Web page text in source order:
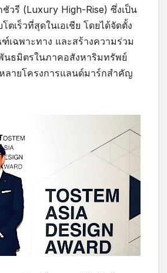
วรี (Luxury High-Rise) ซึ่งเป็น
ตเร็วที่สุดในเอเชีย โดยได้จัดตั้ง
ฉพาะทาง และสร้างความร่วม
นธมิตรในภาคอสังหาริมทรัพย์
ลายโครงการแลนด์มาร์กสำคัญ